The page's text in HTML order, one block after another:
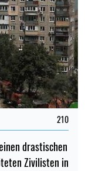
210
drastischen
Zivilisten in